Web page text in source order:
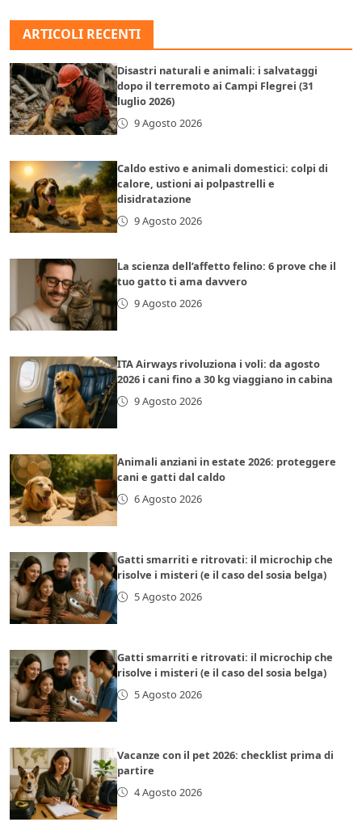
ARTICOLI RECENTI
Disastri naturali e animali: i salvataggi
dopo il terremoto ai Campi Flegrei (31
luglio 2026)
9 Agosto 2026
Caldo estivo e animali domestici: colpi di
calore, ustioni ai polpastrelli e
disidratazione
9 Agosto 2026
La scienza dell’affetto felino: 6 prove che il
tuo gatto ti ama davvero
9 Agosto 2026
ITA Airways rivoluziona i voli: da agosto
2026 i cani fino a 30 kg viaggiano in cabina
9 Agosto 2026
Animali anziani in estate 2026: proteggere
cani e gatti dal caldo
6 Agosto 2026
Gatti smarriti e ritrovati: il microchip che
risolve i misteri (e il caso del sosia belga)
5 Agosto 2026
Gatti smarriti e ritrovati: il microchip che
risolve i misteri (e il caso del sosia belga)
5 Agosto 2026
Vacanze con il pet 2026: checklist prima di
partire
4 Agosto 2026